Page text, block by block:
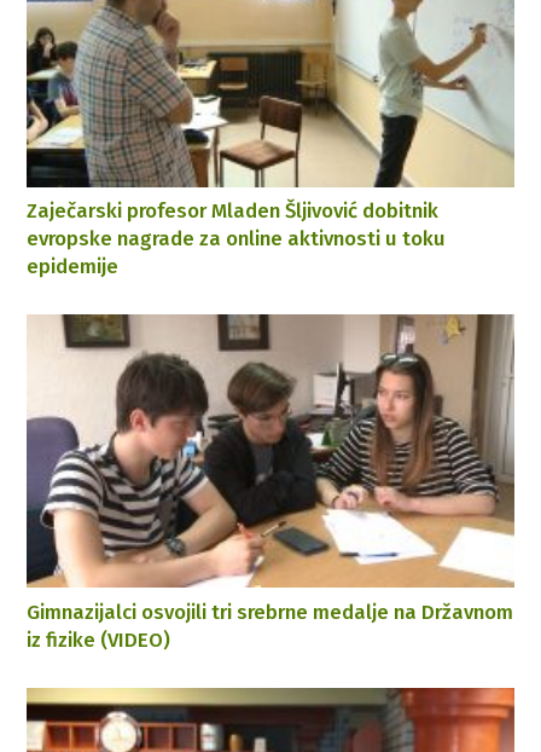
Zaječarski profesor Mladen Šljivović dobitnik
evropske nagrade za online aktivnosti u toku
epidemije
Gimnazijalci osvojili tri srebrne medalje na Državnom
iz fizike (VIDEO)